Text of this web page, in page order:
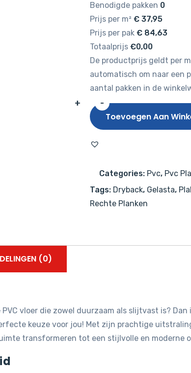
Benodigde pakken 0
Prijs per m² €37,95
Prijs per pak €84,63
Totaalprijs €0,00
De productprijs geldt per
automatisch om naar een
aantal pakken in de
-
Gelasta
Fusion
(dryback)
aantal
+
Toevoegen Aan
Categories: Pvc, Pvc
Tags: Dryback, Gelasta,
Rechte Planken
(0)
vloer die zowel duurzaam als slijtvast is? Dan
keuze voor jou! Met zijn prachtige
transformeren tot een stijlvolle en moderne